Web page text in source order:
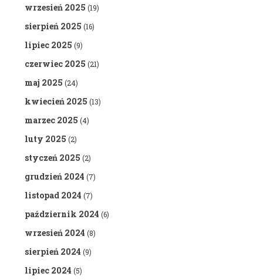
wrzesień 2025 (19)
sierpień 2025 (16)
lipiec 2025 (9)
czerwiec 2025 (21)
maj 2025 (24)
kwiecień 2025 (13)
marzec 2025 (4)
luty 2025 (2)
styczeń 2025 (2)
grudzień 2024 (7)
listopad 2024 (7)
październik 2024 (6)
wrzesień 2024 (8)
sierpień 2024 (9)
lipiec 2024 (5)